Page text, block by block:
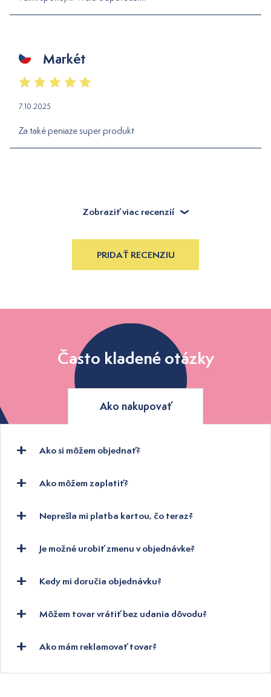
Markét
7.10.2025
Za také peniaze super produkt
Zobraziť viac recenzií
PRIDAŤ RECENZIU
Často kladené otázky
Ako nakupovať
Ako si môžem objednať?
Ako môžem zaplatiť?
Neprešla mi platba kartou, čo teraz?
Je možné urobiť zmenu v objednávke?
Kedy mi doručia objednávku?
Môžem tovar vrátiť bez udania dôvodu?
Ako mám reklamovať tovar?